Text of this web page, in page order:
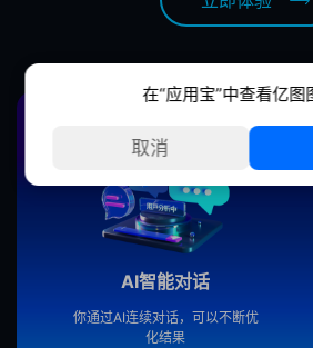
AI智能对话
你通过AI连续对话，可以不断优
化结果
在“应用宝”中查看亿图
取消